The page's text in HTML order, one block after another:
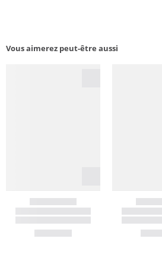
Vous aimerez peut-être aussi